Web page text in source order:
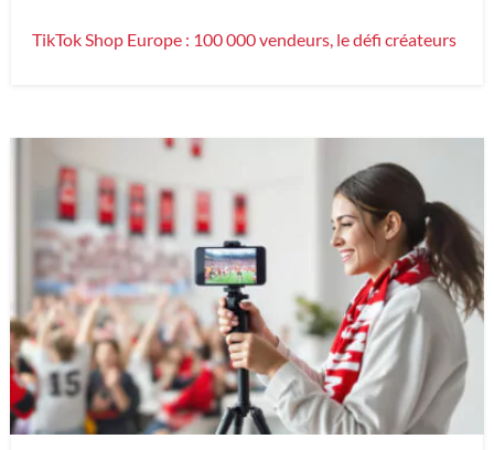
TikTok Shop Europe : 100 000 vendeurs, le défi créateurs